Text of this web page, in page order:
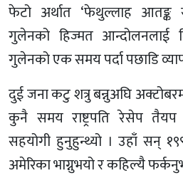
फेटो अर्थात ‘फेथुल्लाह आतङ्क
गुलेनको हिज्मत आन्दोलनलाई
गुलेनको एक समय पर्दा पछाडि
दुई जना कटु शत्रु बन्नुअघि
कुनै समय राष्ट्रपति रेसेप तैयप
सहयोगी हुनुहुन्थ्यो । उहाँ सन्
अमेरिका भाग्नुभयो र कहिल्यै